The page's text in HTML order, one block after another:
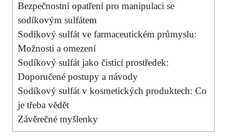
Bezpečnostní opatření pro manipulaci ‍se
sodíkovým sulfátem
Sodíkový sulfát ve ​farmaceutickém ‍průmyslu:
Možnosti a omezení
Sodíkový sulfát jako čisticí prostředek:
Doporučené postupy a návody
Sodíkový sulfát v‍ kosmetických produktech: Co​
je třeba vědět
Závěrečné myšlenky